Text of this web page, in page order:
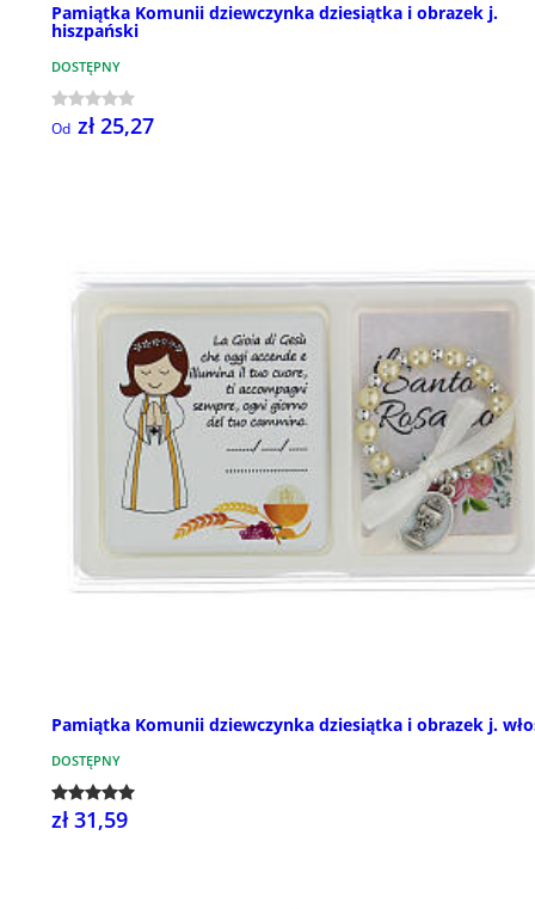
Pamiątka Komunii dziewczynka dziesiątka i obrazek j.
hiszpański
DOSTĘPNY
Od zł 25,27
Pamiątka Komunii dziewczynka dziesiątka i obrazek j.
DOSTĘPNY
zł 31,59